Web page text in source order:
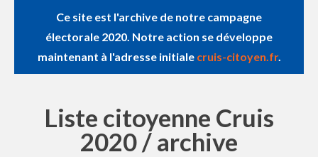
Ce site est l'archive de notre campagne
électorale 2020. Notre action se développe
maintenant à l'adresse initiale cruis-citoyen.fr.
Liste citoyenne Cruis
2020 / archive